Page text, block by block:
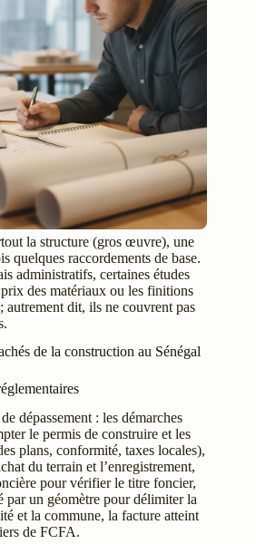
la structure (gros œuvre), une
quelques raccordements de base.
administratifs, certaines études
des matériaux ou les finitions
autrement dit, ils ne couvrent pas
de la construction au Sénégal
dépassement : les démarches
le permis de construire et les
plans, conformité, taxes locales),
du terrain et l’enregistrement,
pour vérifier le titre foncier,
par un géomètre pour délimiter la
et la commune, la facture atteint
de FCFA.